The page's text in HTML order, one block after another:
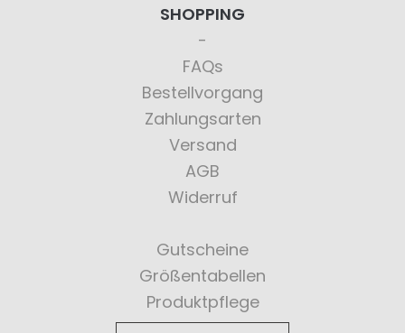
SHOPPING
FAQs
Bestellvorgang
Zahlungsarten
Versand
AGB
Widerruf
Gutscheine
Größentabellen
Produktpflege